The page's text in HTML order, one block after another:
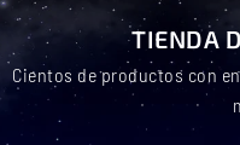
TIENDA
Cientos de productos con